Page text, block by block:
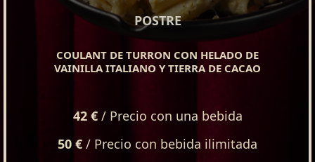
POSTRE
COULANT DE TURRON CON HELADO DE
VAINILLA ITALIANO Y TIERRA DE CACAO
42 €/ Precio con una bebida
50 € / Precio con bebida ilimitada